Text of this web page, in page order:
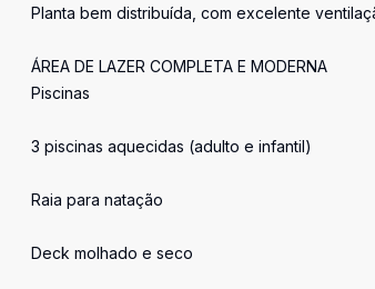
Planta bem distribuída, com excelente
ÁREA DE LAZER COMPLETA E MODERNA
Piscinas
3 piscinas aquecidas (adulto e infantil)
Raia para natação
Deck molhado e seco